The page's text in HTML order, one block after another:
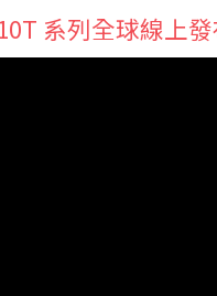
系列全球線上